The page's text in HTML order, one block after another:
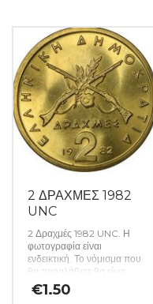
2 ΔΡΑΧΜΕΣ 1982
UNC
2 Δραχμές 1982 UNC. Η
φωτογραφία είναι
ενδεικτική. Το νόμισμα που
θα παραλάβετε θα είναι
αυστηρώς ακυκλοφόρητο
από μασούρι τραπέζης.
€1.50